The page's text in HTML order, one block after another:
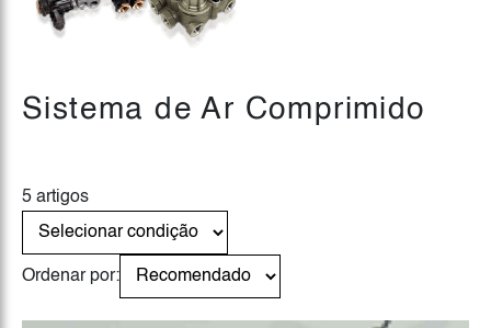
Sistema de Ar Comprimido
5 artigos
Ordenar por: